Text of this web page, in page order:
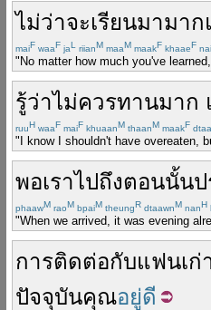
ไม่ว่าจะเรียนมามาก
maiF waaF jaL riianM maaM maakF khaaeF nai
"No matter how much you've
รู้ว่าไม่ควรทานมาก
ruuH waaF maiF khuaanM thaanM maakF
"I know I shouldn't have overeaten,
พอเราไปถึงตอนนั้น
phaawM raoM bpaiM theungR dtaawnM nanH
"When we arrived, it was evening
การติดต่อกับแฟนเก่
ปัจจุบันคุณอยู่ดี